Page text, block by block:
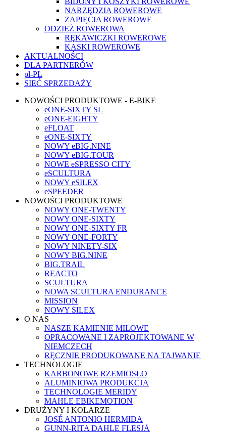
NARZĘDZIA ROWEROWE
ZAPIĘCIA ROWEROWE
ODZIEŻ ROWEROWA
RĘKAWICZKI ROWEROWE
KASKI ROWEROWE
AKTUALNOŚCI
DLA PARTNERÓW
pl-PL
SIEĆ SPRZEDAŻY
NOWOŚCI PRODUKTOWE - E-BIKE
eONE-SIXTY SL
eONE-EIGHTY
eFLOAT
eONE-SIXTY
NOWY eBIG.NINE
NOWY eBIG.TOUR
NOWE eSPRESSO CITY
eSCULTURA
NOWY eSILEX
eSPEEDER
NOWOŚCI PRODUKTOWE
NOWY ONE-TWENTY
NOWY ONE-SIXTY
NOWY ONE-SIXTY FR
NOWY ONE-FORTY
NOWY NINETY-SIX
NOWY BIG.NINE
BIG.TRAIL
REACTO
SCULTURA
NOWA SCULTURA ENDURANCE
MISSION
NOWY SILEX
O NAS
NASZE KAMIENIE MILOWE
OPRACOWANE I ZAPROJEKTOWANE W
NIEMCZECH
RĘCZNIE PRODUKOWANE NA TAJWANIE
TECHNOLOGIE
KARBONOWE RZEMIOSŁO
ALUMINIOWA PRODUKCJA
TECHNOLOGIE MERIDY
MAHLE EBIKEMOTION
DRUŻYNY I KOLARZE
JOSÉ ANTONIO HERMIDA
GUNN-RITA DAHLE FLESJÅ